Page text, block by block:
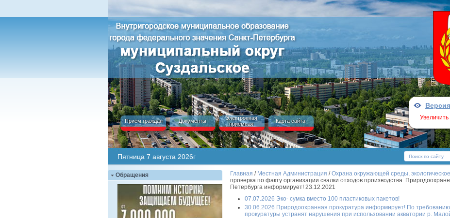
Приём граждан Документы
Электронная
приёмная
Карта сайта
Пятница 7 августа 2026г
Увеличить
Обращения Главная / Местная Администрация /Охрана окружающей среды,
проверка по факту организации свалки отходов производства.
Петербурга информирует! 23.12.2021
07.07.2026 Эко- сумка вместо 100 пластиковых пакетов!
30.06.2026 Природоохранная прокуратура информирует! По
прокуратуры устранят нарушения при использовании акватории р.